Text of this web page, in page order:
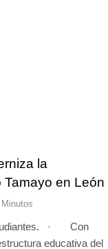
la
en León
· Con
educativa del